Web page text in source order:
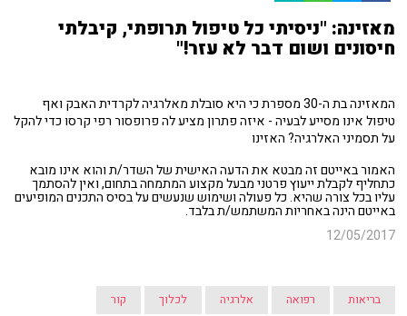
מאזינה: "ניסיתי כל טיפול תרופתי, קיבלתי
חיסונים ושום דבר לא עזר!"
המאזינה בת ה-30 מספרת כי היא סובלת מאלרגיה לקרדית האבק ואף
טיפול אינו מסייע לבעיה - איזה פתרון מציע לה פרופסור רפי קרסו כדי להקל
על תסמיני האלרגיה? האזינו
האמור באייטם זה מבטא את הדעה האישית של השדר/ת והוא אינו מובא
כתחליף לקבלת ייעוץ פרטני מבעל מקצוע המתמחה בתחום, ואין להסתמך
עליו בכל צורה שהיא. כל פעולה ושימוש שנעשים על בסיס התכנים המופיעים
באייטם הינה באחריות המשתמש/ת בלבד.
12/05/2017
בריאות רפואה אלרגיה לכלוך קור